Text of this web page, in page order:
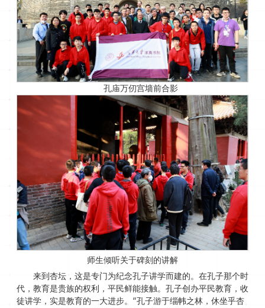
孔庙万仞宫墙前合影
师生倾听关于碑刻的讲解
来到杏坛，这是专门为纪念孔子讲学而建的。在孔子那个时
代，教育是贵族的权利，平民鲜能接触。孔子创办平民教育，收
徒讲学，实是教育的一大进步。“孔子游于缁帏之林，休坐乎杏